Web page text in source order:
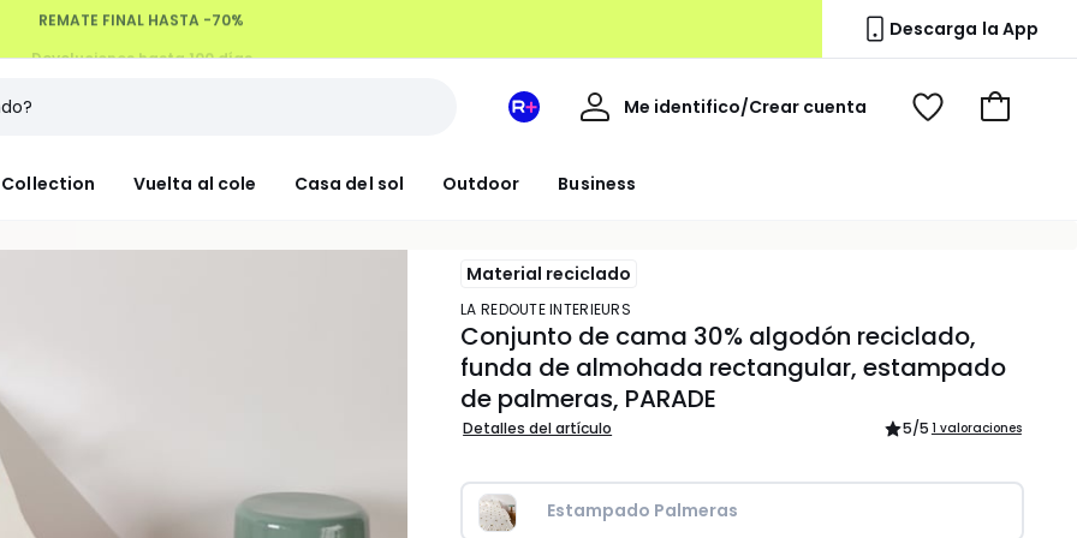
Devoluciones hasta 100 días Descarga la App
Collection Vuelta al cole Casa del sol Outdoor Business
Mi
Redoute
Me identifico/Crear cuenta
Mi
Ver
Ir
Material reciclado
LA REDOUTE INTERIEURS
Conjunto de cama 30% algodón reciclado,
funda de almohada rectangular, estampado
de palmeras, PARADE
Detalles del artículo 5/5 1 valoraciones
Estampado Palmeras